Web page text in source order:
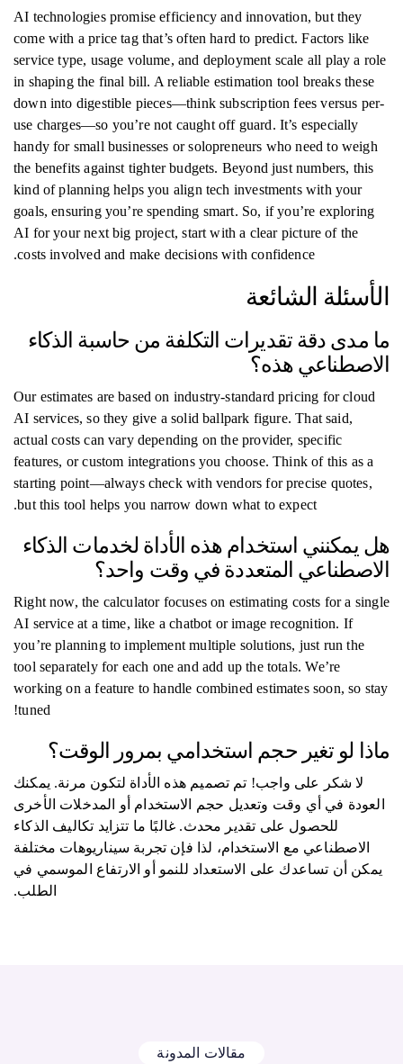
AI technologies promise efficiency and innovation, but they
come with a price tag that’s often hard to predict. Factors like
service type, usage volume, and deployment scale all play a role
in shaping the final bill. A reliable estimation tool breaks these
down into digestible pieces—think subscription fees versus per-
use charges—so you’re not caught off guard. It’s especially
handy for small businesses or solopreneurs who need to weigh
the benefits against tighter budgets. Beyond just numbers, this
kind of planning helps you align tech investments with your
goals, ensuring you’re spending smart. So, if you’re exploring
AI for your next big project, start with a clear picture of the
costs involved and make decisions with confidence.
الأسئلة الشائعة
ما مدى دقة تقديرات التكلفة من حاسبة الذكاء
الاصطناعي هذه؟
Our estimates are based on industry-standard pricing for cloud
AI services, so they give a solid ballpark figure. That said,
actual costs can vary depending on the provider, specific
features, or custom integrations you choose. Think of this as a
starting point—always check with vendors for precise quotes,
but this tool helps you narrow down what to expect.
هل يمكنني استخدام هذه الأداة لخدمات الذكاء
الاصطناعي المتعددة في وقت واحد؟
Right now, the calculator focuses on estimating costs for a single
AI service at a time, like a chatbot or image recognition. If
you’re planning to implement multiple solutions, just run the
tool separately for each one and add up the totals. We’re
working on a feature to handle combined estimates soon, so stay
tuned!
ماذا لو تغير حجم استخدامي بمرور الوقت؟
لا شكر على واجب! تم تصميم هذه الأداة لتكون مرنة. يمكنك
العودة في أي وقت وتعديل حجم الاستخدام أو المدخلات الأخرى
للحصول على تقدير محدث. غالبًا ما تتزايد تكاليف الذكاء
الاصطناعي مع الاستخدام، لذا فإن تجربة سيناريوهات مختلفة
يمكن أن تساعدك على الاستعداد للنمو أو الارتفاع الموسمي في
الطلب.
مقالات المدونة